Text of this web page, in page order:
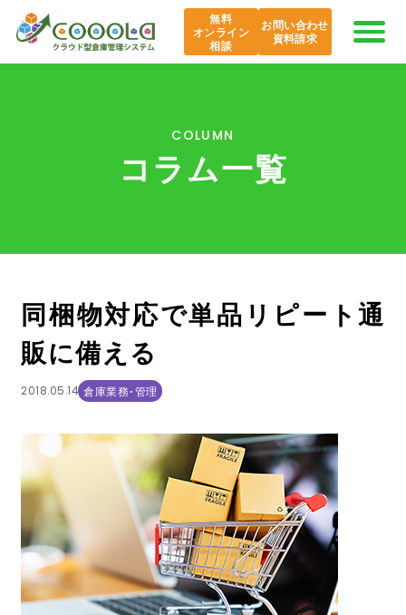
無料
オンライン
相談
お問い合わせ
資料請求
導入事例
課題から探す
COOOLa WES
予測・最適化ソリューション
コラム
コンサルティング
COLUMN
コラム一覧
同梱物対応で単品リピート通
販に備える
2018.05.14 倉庫業務・管理